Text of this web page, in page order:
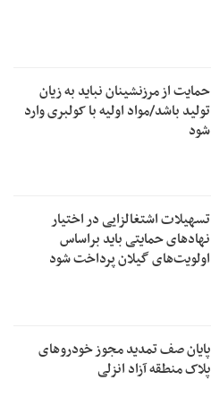
حمایت از مرزنشینان نباید به زیان
تولید باشد/مواد اولیه با کولبری وارد
شود
تسهیلات اشتغالزایی در اختیار
نهادهای حمایتی باید براساس
اولویت‌های گیلان پرداخت شود
پایان صف تمدید مجوز خودروهای
پلاک منطقه آزاد انزلی